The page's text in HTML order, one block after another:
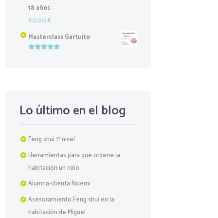
18 años
80,00€
Masterclass Gartuito
Lo último en el blog
Feng shui 1º nivel
Herramientas para que ordene la
habitación un niño
Alumna-clienta Noemi
Asesoramiento Feng shui en la
habitación de Miguel